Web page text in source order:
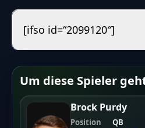
03-23
[ifso id=“2099120″]
Um diese Spieler
Brock Purdy
Position
QB